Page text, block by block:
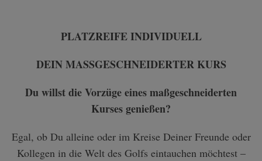
PLATZREIFE INDIVIDUELL
DEIN MASSGESCHNEIDERTER KURS
Du willst die Vorzüge eines maßgeschneiderten
Kurses genießen?
Egal, ob Du alleine oder im Kreise Deiner Freunde oder
Kollegen in die Welt des Golfs eintauchen möchtest –